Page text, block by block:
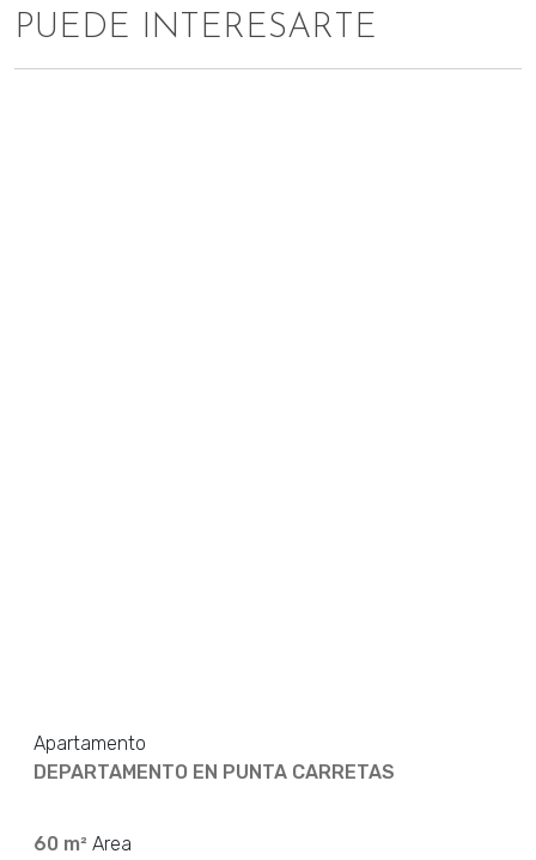
PUEDE INTERESARTE
Apartamento
DEPARTAMENTO EN PUNTA CARRETAS
60 m² Area